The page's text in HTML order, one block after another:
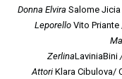
Donna Elvira Salome
LeporelloVito Priante
ZerlinaLaviniaBini
AttoriKlara Cibulova/